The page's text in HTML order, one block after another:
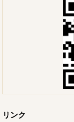
リンク